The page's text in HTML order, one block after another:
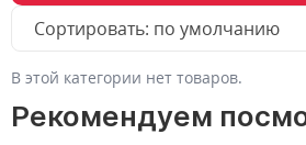
Сортировать: по умолчанию
В этой категории нет товаров.
Рекомендуем